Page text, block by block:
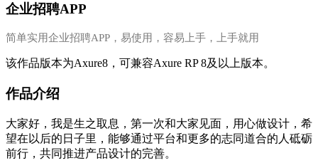
企业招聘APP
简单实用企业招聘APP，易使用，容易上手，上手就用
该作品版本为Axure8，可兼容Axure RP 8及以上版本。
作品介绍
大家好，我是生之取息，第一次和大家见面，用心做设计，希
望在以后的日子里，能够通过平台和更多的志同道合的人砥砺
前行，共同推进产品设计的完善。